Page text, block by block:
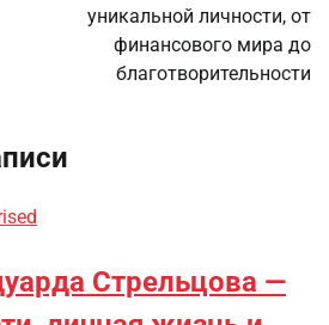
уникальной личности, от
финансового мира до
благотворительности
Стрельцова —